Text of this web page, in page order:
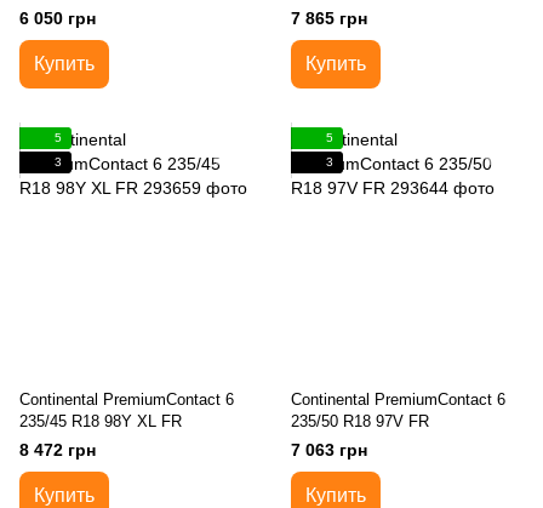
6 050 грн
Купить
7 865 грн
Купить
5
3
Continental PremiumContact 6
235/45 R18 98Y XL FR
8 472 грн
Купить
5
3
Continental PremiumContact 6
235/50 R18 97V FR
7 063 грн
Купить